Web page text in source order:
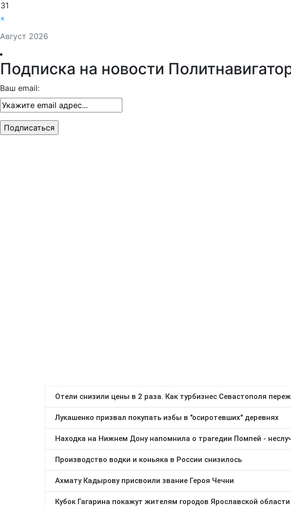
Август 2026
«
31
Подписка на новости
Ваш email: